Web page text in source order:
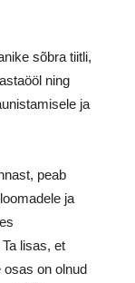
sõbra tiitli,
ning
ja
peab
ja
lisas, et
osas on olnud